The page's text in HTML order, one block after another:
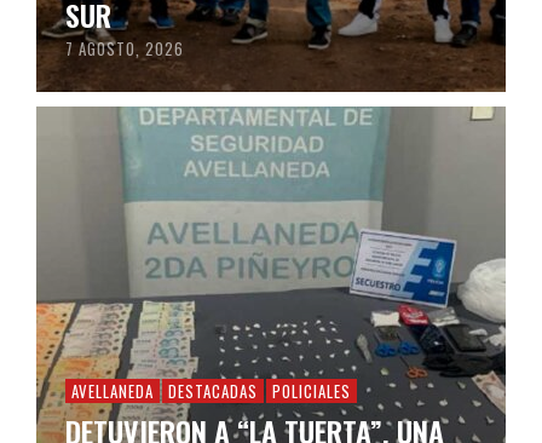
SUR
7 AGOSTO, 2026
AVELLANEDA DESTACADAS POLICIALES
DETUVIERON A “LA TUERTA”, UNA